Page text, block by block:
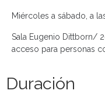
Miércoles a sábado, a
Sala Eugenio Dittborn/
acceso para personas
Duración